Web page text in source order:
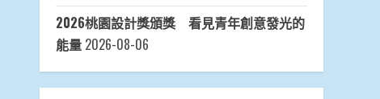
2026桃園設計獎頒獎 看見青年創意發光的
能量 2026-08-06